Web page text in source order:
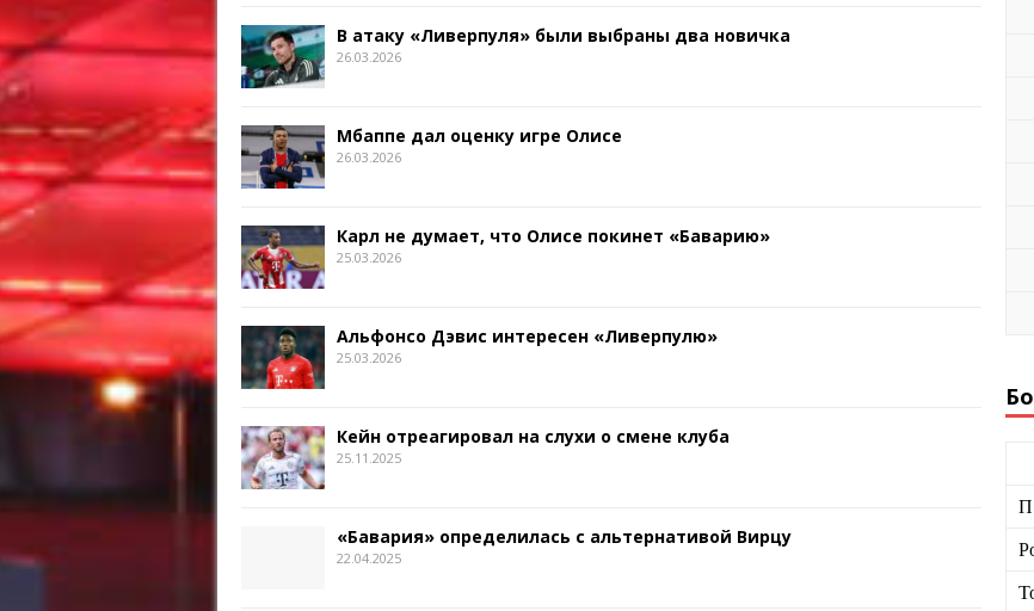
В атаку «Ливерпуля» были выбраны два новичка
26.03.2026
Мбаппе дал оценку игре Олисе
26.03.2026
Карл не думает, что Олисе покинет «Баварию»
25.03.2026
Альфонсо Дэвис интересен «Ливерпулю»
25.03.2026
Кейн отреагировал на слухи о смене клуба
25.11.2025
«Бавария» определилась с альтернативой Вирцу
22.04.2025